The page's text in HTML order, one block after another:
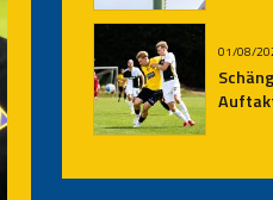
01/08/